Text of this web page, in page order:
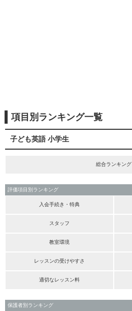
項目別ランキング一覧
子ども英語 小学生
総合ランキング
評価項目別ランキング
入会手続き・特典
スタッフ
教室環境
レッスンの受けやすさ
適切なレッスン料
保護者別ランキング